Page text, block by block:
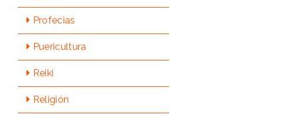
Profecias
Puericultura
Reiki
Religión